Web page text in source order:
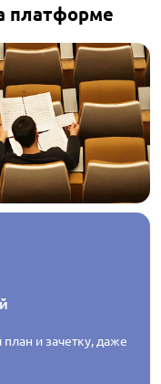
платформе
и зачетку, даже